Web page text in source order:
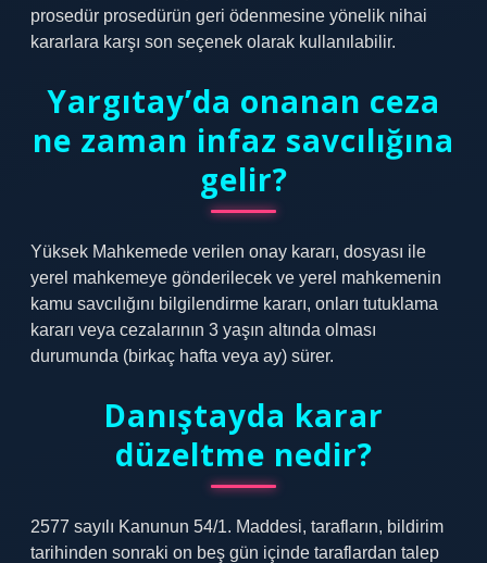
prosedür prosedürün geri ödenmesine yönelik nihai
kararlara karşı son seçenek olarak kullanılabilir.
Yargıtay’da onanan ceza
ne zaman infaz savcılığına
gelir?
Yüksek Mahkemede verilen onay kararı, dosyası ile
yerel mahkemeye gönderilecek ve yerel mahkemenin
kamu savcılığını bilgilendirme kararı, onları tutuklama
kararı veya cezalarının 3 yaşın altında olması
durumunda (birkaç hafta veya ay) sürer.
Danıştayda karar
düzeltme nedir?
2577 sayılı Kanunun 54/1. Maddesi, tarafların, bildirim
tarihinden sonraki on beş gün içinde taraflardan talep